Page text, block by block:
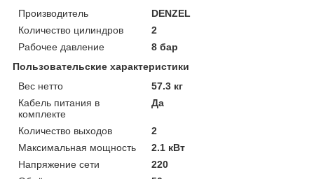
Производитель
DENZEL
Количество цилиндров
2
Рабочее давление
8 бар
Пользовательские характеристики
Вес нетто
57.3 кг
Кабель питания в
комплекте
Да
Количество выходов
2
Максимальная мощность
2.1 кВт
Напряжение сети
220